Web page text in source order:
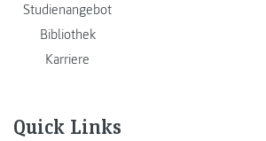
Studienangebot
Bibliothek
Karriere
Quick Links